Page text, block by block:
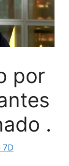
por
.
7D